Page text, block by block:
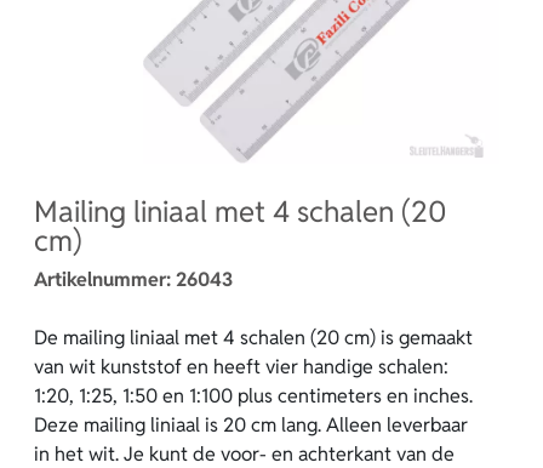
Mailing liniaal met 4 schalen (20
cm)
Artikelnummer:26043
De mailing liniaal met 4 schalen (20 cm) is gemaakt
van wit kunststof en heeft vier handige schalen:
1:20, 1:25, 1:50 en 1:100 plus centimeters en inches.
Deze mailing liniaal is 20 cm lang. Alleen leverbaar
in het wit. Je kunt de voor- en achterkant van de